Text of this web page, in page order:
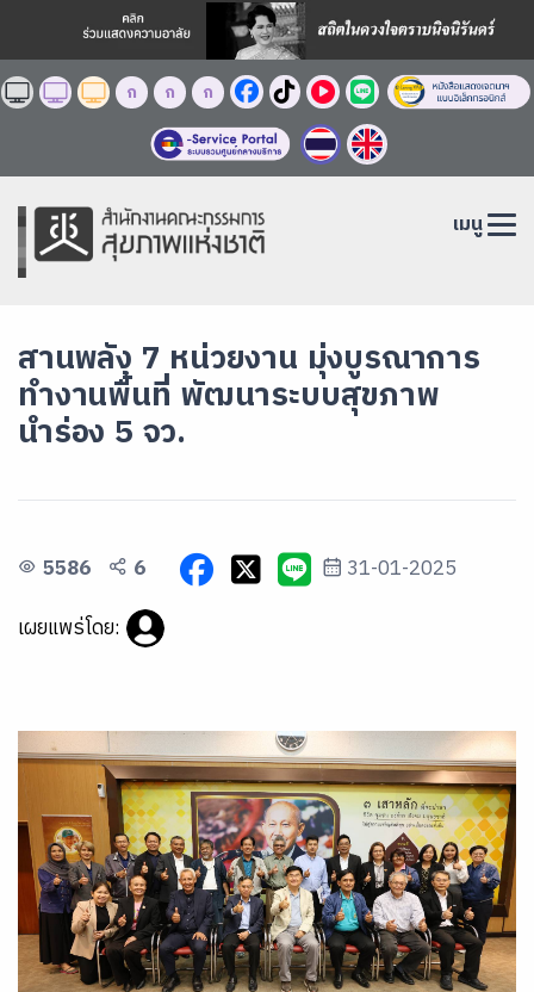
ก ก ก
เมนู
สานพลัง 7 หน่วยงาน มุ่งบูรณาการ
ทำงานพื้นที่ พัฒนาระบบสุขภาพ
นำร่อง 5 จว.
5586 6
31-01-2025
เผยแพร่โดย: